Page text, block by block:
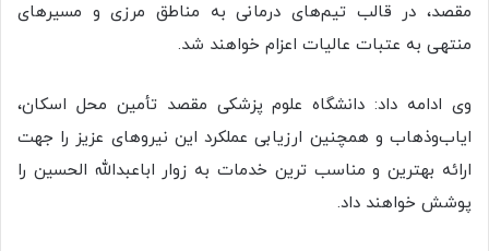
مقصد، در قالب تیم‌های درمانی به مناطق مرزی و مسیرهای
منتهی به عتبات عالیات اعزام خواهند شد.
وی ادامه داد: دانشگاه علوم پزشکی مقصد تأمین محل اسکان،
ایاب‌وذهاب و همچنین ارزیابی عملکرد این نیروهای عزیز را جهت
ارائه بهترین و مناسب ترین خدمات به زوار اباعبدالله الحسین را
پوشش خواهند داد.